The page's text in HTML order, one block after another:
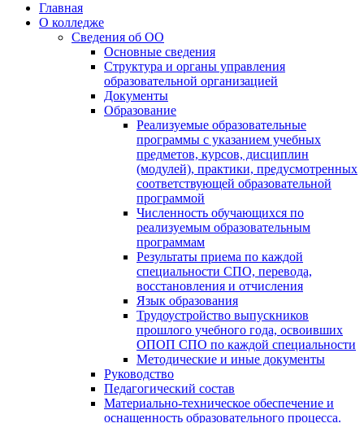
Главная
О колледже
Сведения об ОО
Основные сведения
Структура и органы управления
образовательной организацией
Документы
Образование
Реализуемые образовательные
программы с указанием учебных
предметов, курсов, дисциплин
(модулей), практики, предусмотренных
соответствующей образовательной
программой
Численность обучающихся по
реализуемым образовательным
программам
Результаты приема по каждой
специальности СПО, перевода,
восстановления и отчисления
Язык образования
Трудоустройство выпускников
прошлого учебного года, освоивших
ОПОП СПО по каждой специальности
Методические и иные документы
Руководство
Педагогический состав
Материально-техническое обеспечение и
оснащенность образовательного процесса.